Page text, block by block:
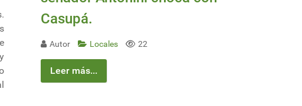
Casupá.
Autor Locales 22
Leer más...